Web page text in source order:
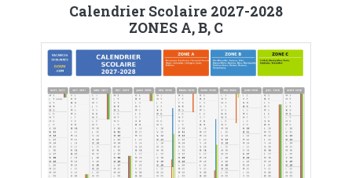
Calendrier Scolaire 2027-2028
ZONES A, B, C